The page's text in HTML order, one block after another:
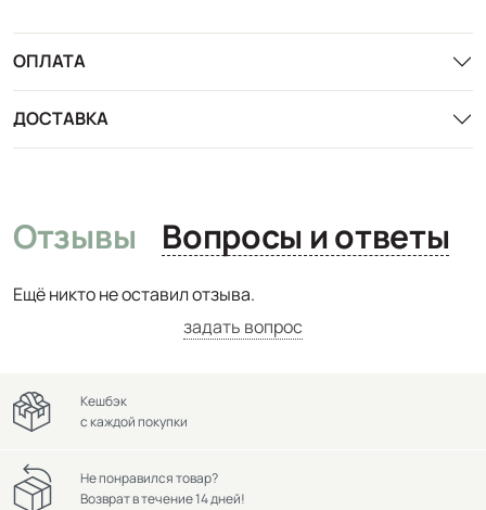
ОПЛАТА
ДОСТАВКА
Отзывы Вопросы и ответы
Ещё никто не оставил отзыва.
задать вопрос
Кешбэк
с каждой покупки
Не понравился товар?
Возврат в течение 14 дней!